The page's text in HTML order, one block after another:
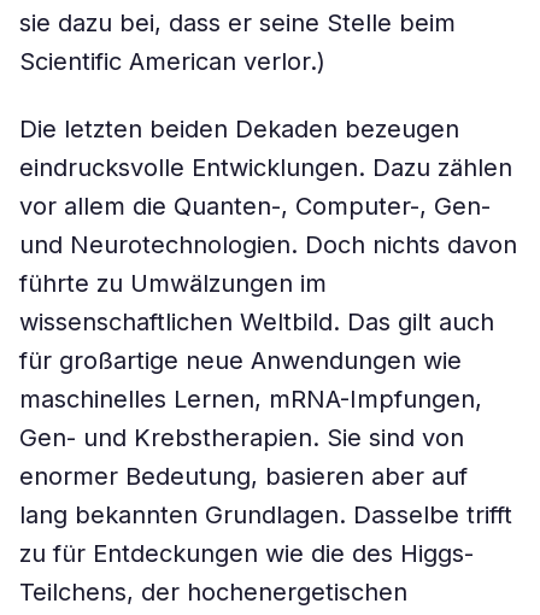
sie dazu bei, dass er seine Stelle beim
Scientific American verlor.)
Die letzten beiden Dekaden bezeugen
eindrucksvolle Entwicklungen. Dazu zählen
vor allem die Quanten-, Computer-, Gen-
und Neurotechnologien. Doch nichts davon
führte zu Umwälzungen im
wissenschaftlichen Weltbild. Das gilt auch
für großartige neue Anwendungen wie
maschinelles Lernen, mRNA-Impfungen,
Gen- und Krebstherapien. Sie sind von
enormer Bedeutung, basieren aber auf
lang bekannten Grundlagen. Dasselbe trifft
zu für Entdeckungen wie die des Higgs-
Teilchens, der hochenergetischen